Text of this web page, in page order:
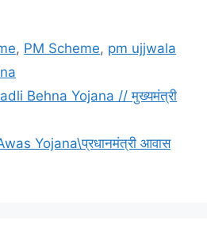
, PM Scheme, pm ujjwala
Behna Yojana // मुख्यमंत्री
Yojana\प्रधानमंत्री आवास